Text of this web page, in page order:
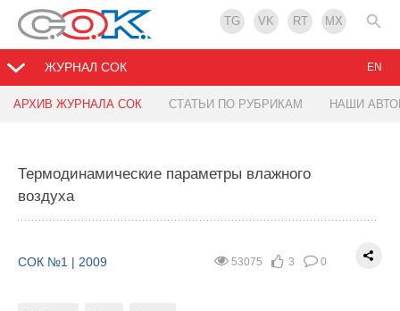
TG VK RT MX
ЖУРНАЛ СОК
АРХИВ ЖУРНАЛА СОК СТАТЬИ ПО РУБРИКАМ НАШИ
EN
Термодинамические параметры влажного
воздуха
53075 3 0
СОК №1 | 2009
36232
СОК №1 | 2009